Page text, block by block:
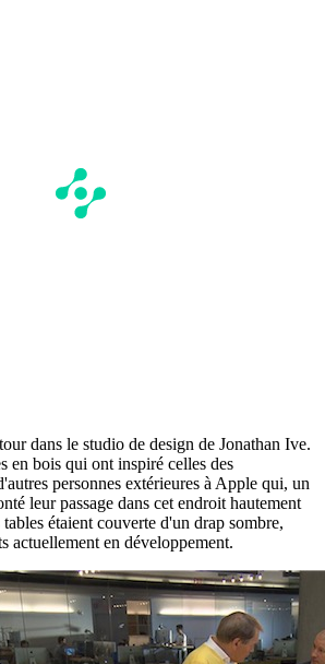
dans le studio de design de Jonathan Ive.
en bois qui ont inspiré celles des
personnes extérieures à Apple qui, un
leur passage dans cet endroit hautement
tables étaient couverte d'un drap sombre,
actuellement en développement.